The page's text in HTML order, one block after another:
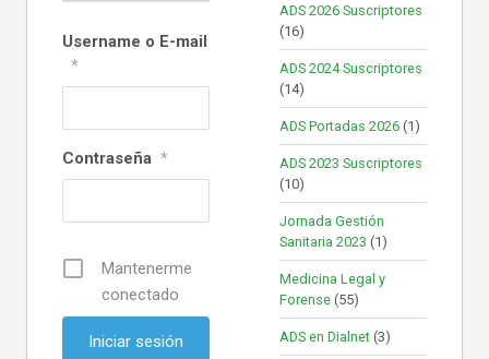
Username o E-mail
*
Contraseña *
Mantenerme
conectado
ADS 2026 Suscriptores
(16)
ADS 2024 Suscriptores
(14)
ADS Portadas 2026 (1)
ADS 2023 Suscriptores
(10)
Jornada Gestión
Sanitaria 2023 (1)
Medicina Legal y
Forense (55)
ADS en Dialnet (3)